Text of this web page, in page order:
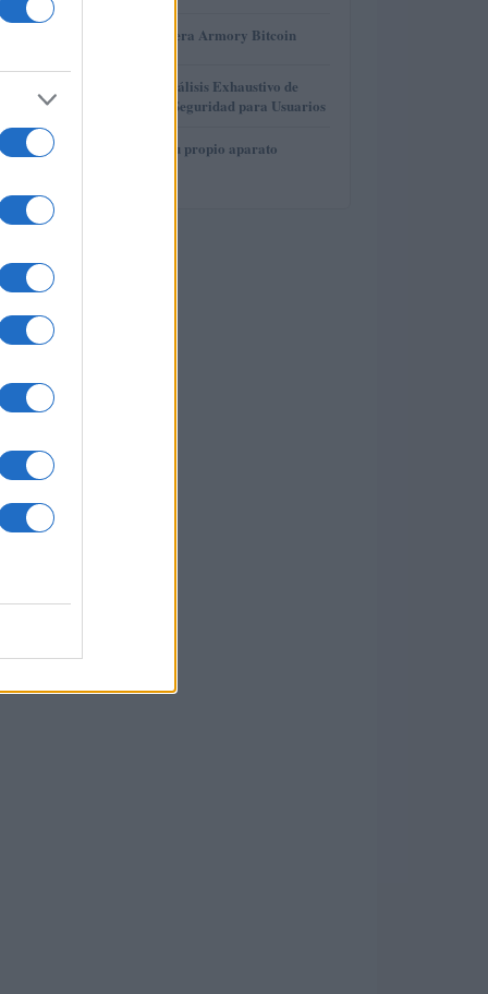
Revisión de billetera Armory Bitcoin
4
Gana Crédito: Análisis Exhaustivo de
Funcionalidad y Seguridad para Usuarios
5
Cómo construir tu propio aparato